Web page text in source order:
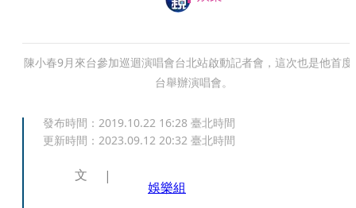
陳小春9月來台參加巡迴演唱會台北站啟動記者會，這次也是他首度
台舉辦演唱會。
發布時間： 2019.10.22 16:28 臺北時間
更新時間： 2023.09.12 20:32 臺北時間
文
娛樂組